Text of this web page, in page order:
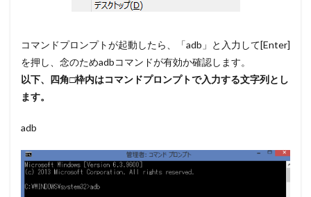
コマンドプロンプトが起動したら、「adb」と入力して[Enter]
を押し、念のためadbコマンドが有効か確認します。
以下、四角□枠内はコマンドプロンプトで入力する文字列とし
ます。
adb